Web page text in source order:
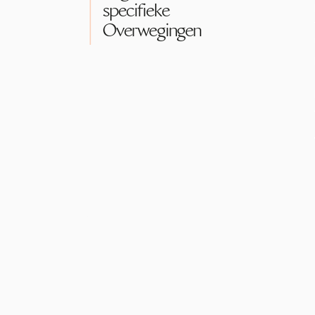
specifieke
Overwegingen